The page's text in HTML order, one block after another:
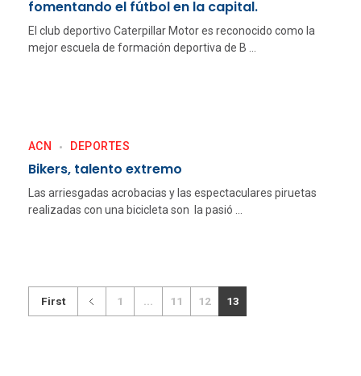
fomentando el fútbol en la capital.
El club deportivo Caterpillar Motor es reconocido como la
mejor escuela de formación deportiva de B ...
Bikers, talento extremo
ACN DEPORTES
Las arriesgadas acrobacias y las espectaculares piruetas
realizadas con una bicicleta son la pasió ...
First 1 ... 11 12 13